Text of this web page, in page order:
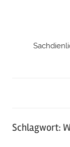
Schlagwort: